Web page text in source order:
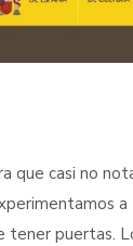
que casi no
tener puertas.